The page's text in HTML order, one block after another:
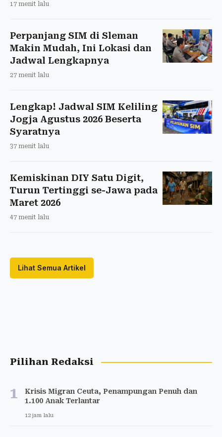
17 menit lalu
Perpanjang SIM di Sleman
Makin Mudah, Ini Lokasi dan
Jadwal Lengkapnya
27 menit lalu
Lengkap! Jadwal SIM Keliling
Jogja Agustus 2026 Beserta
Syaratnya
37 menit lalu
Kemiskinan DIY Satu Digit,
Turun Tertinggi se-Jawa pada
Maret 2026
47 menit lalu
Lihat Semua Artikel
Pilihan Redaksi
1
Krisis Migran Ceuta, Penampungan Penuh dan
1.100 Anak Terlantar
12 jam lalu